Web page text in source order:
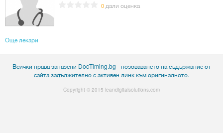
0 дали оценка
Още лекари
Всички права запазени DocTiming.bg - позоваването на съдържание от
сайта задължително с активен линк към оригиналното.
Copyright © 2015 leandigitalsolutions.com